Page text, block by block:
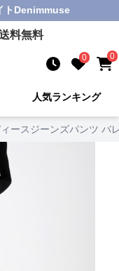
ト Denimmuse
料無料
0 0
人気ランキング
ースジーンズパンツ バ